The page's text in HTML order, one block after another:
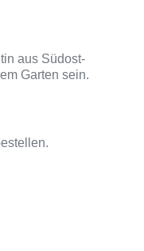
aus Südost-
Garten sein.